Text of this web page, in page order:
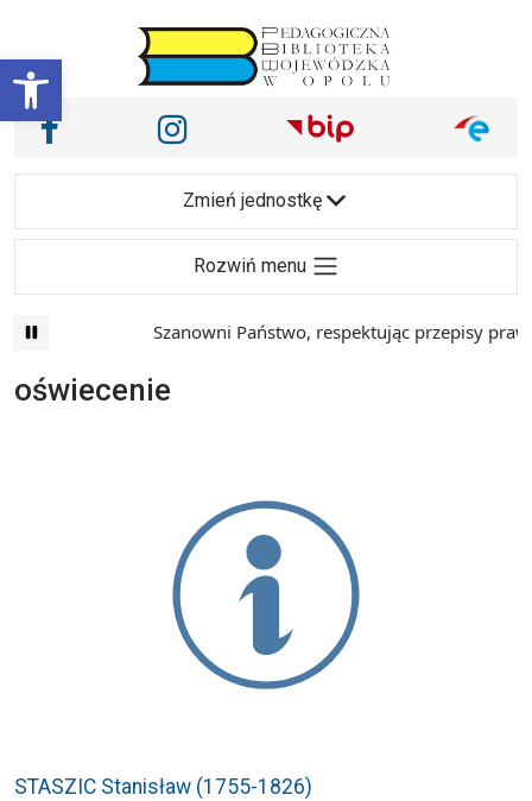
Otwórz pasek narzędzi
Main Navigation
Nasze media społecznościowe i inne
Facebook Instagram
Zmień jednostkę
Rozwiń menu
Szanowni Państwo, respektując przepisy
oświecenie
STASZIC Stanisław (1755-1826)